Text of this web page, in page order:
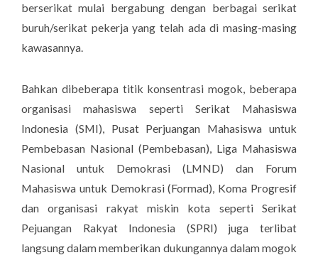
berserikat mulai bergabung dengan berbagai serikat
buruh/serikat pekerja yang telah ada di masing-masing
kawasannya.
Bahkan dibeberapa titik konsentrasi mogok, beberapa
organisasi mahasiswa seperti Serikat Mahasiswa
Indonesia (SMI), Pusat Perjuangan Mahasiswa untuk
Pembebasan Nasional (Pembebasan), Liga Mahasiswa
Nasional untuk Demokrasi (LMND) dan Forum
Mahasiswa untuk Demokrasi (Formad), Koma Progresif
dan organisasi rakyat miskin kota seperti Serikat
Pejuangan Rakyat Indonesia (SPRI) juga terlibat
langsung dalam memberikan dukungannya dalam mogok